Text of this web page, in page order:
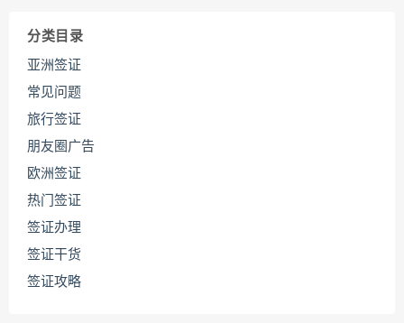
分类目录
亚洲签证
常见问题
旅行签证
朋友圈广告
欧洲签证
热门签证
签证办理
签证干货
签证攻略